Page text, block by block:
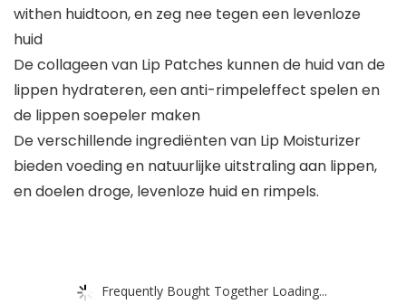
withen huidtoon, en zeg nee tegen een levenloze
huid
De collageen van Lip Patches kunnen de huid van de
lippen hydrateren, een anti-rimpeleffect spelen en
de lippen soepeler maken
De verschillende ingrediënten van Lip Moisturizer
bieden voeding en natuurlijke uitstraling aan lippen,
en doelen droge, levenloze huid en rimpels.
Frequently Bought Together Loading...